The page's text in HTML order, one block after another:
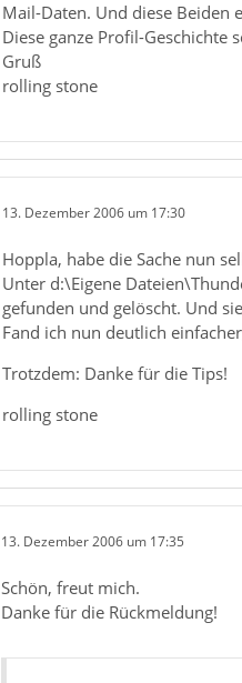
Mail-Daten. Und diese Beiden
Diese ganze Profil-
Gruß
rolling stone
13. Dezember 2006 um 17:30
Hoppla, habe die Sache nun
Unter d:\Eigene
gefunden und gelöscht. Und
Fand ich nun deutlich
Trotzdem: Danke für die Tips!
rolling stone
13. Dezember 2006 um 17:35
Schön, freut mich.
Danke für die Rückmeldung!